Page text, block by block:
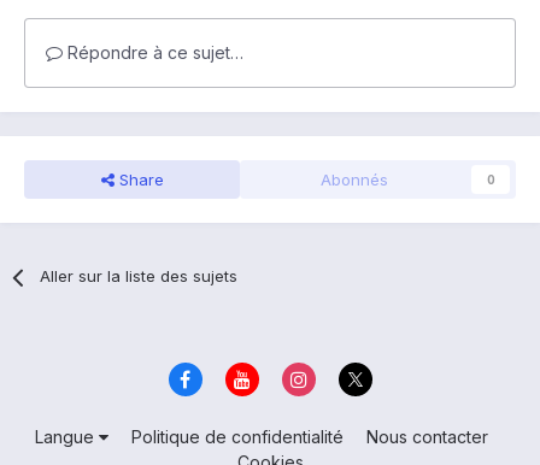
Répondre à ce sujet…
Share Abonnés 0
Aller sur la liste des sujets
Langue Politique de confidentialité
Nous contacter